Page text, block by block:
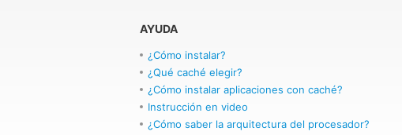
AYUDA
¿Cómo instalar?
¿Qué caché elegir?
¿Cómo instalar aplicaciones con caché?
Instrucción en video
¿Cómo saber la arquitectura del procesador?